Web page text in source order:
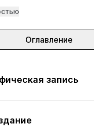
уровнях. В первой
Разработан
в переводе
язык.
Оглавление
запись